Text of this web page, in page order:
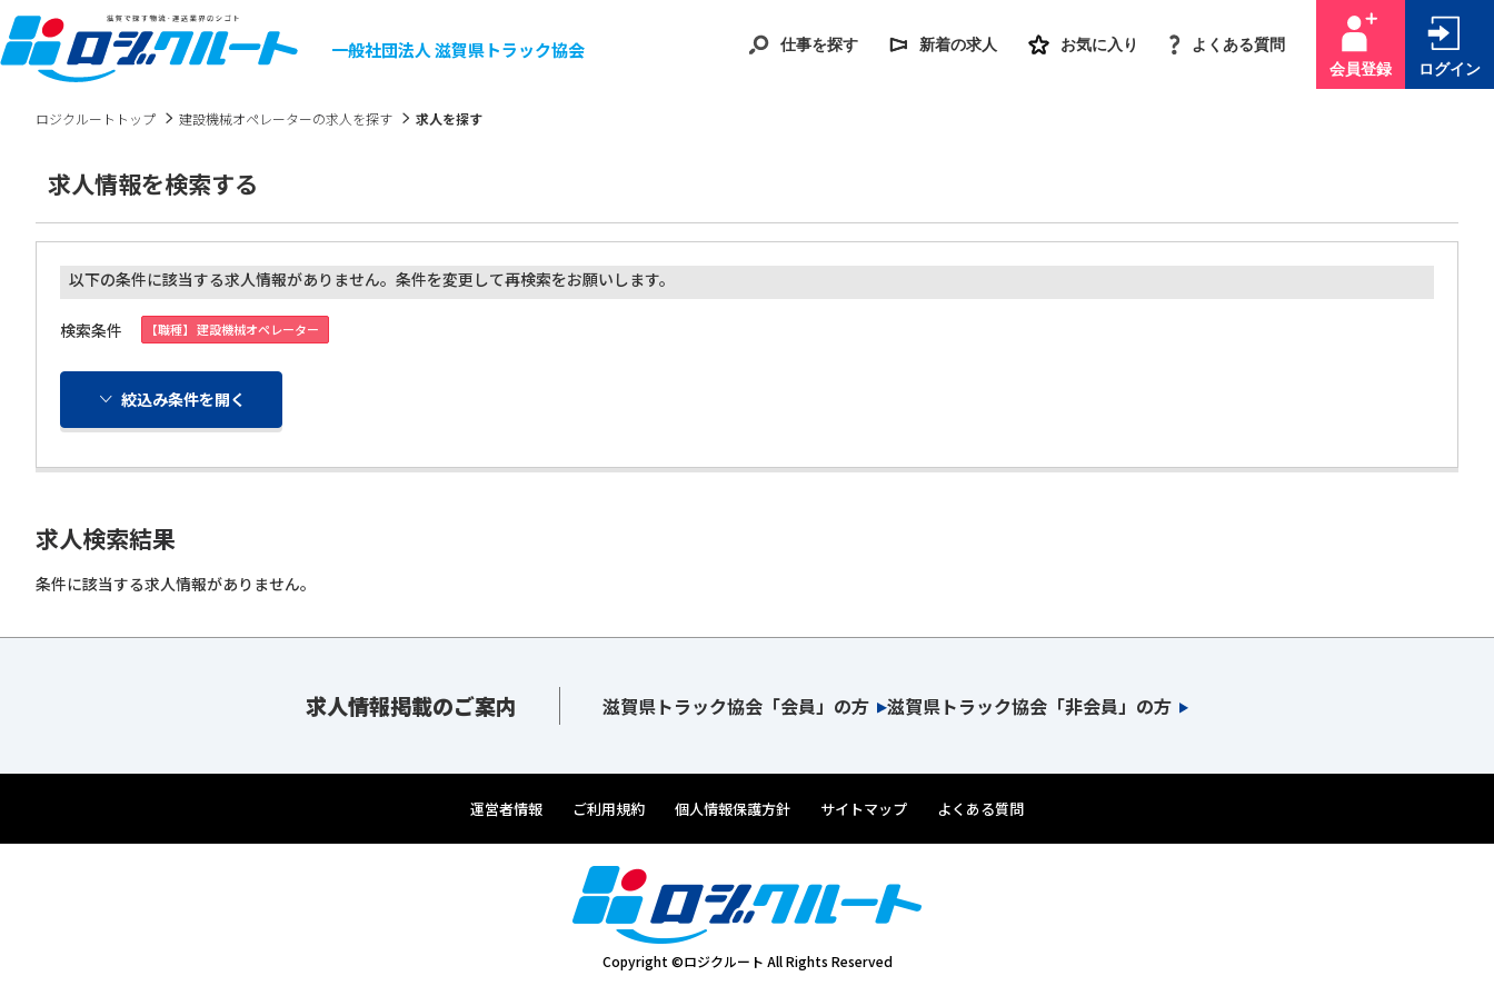
一般社団法人 滋賀県トラック協会 仕事を探す 新着の求人 お気に入り
よくある質問
会員登録
ログイン
ロジクルートトップ 建設機械オペレーターの求人を探す 求人を探す
求人情報を検索する
以下の条件に該当する求人情報がありません。条件を変更して再検索をお願いします。
検索条件 【職種】 建設機械オペレーター
絞込み条件を開く
求人検索結果
条件に該当する求人情報がありません。
求人情報掲載のご案内 滋賀県トラック協会「会員」の方 滋賀県トラック協会「非会員」の方
運営者情報 ご利用規約 個人情報保護方針 サイトマップ よくある質問
Copyright ©ロジクルート All Rights Reserved